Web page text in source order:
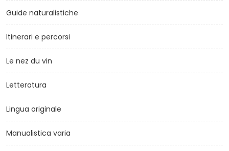
Guide naturalistiche
Itinerari e percorsi
Le nez du vin
Letteratura
Lingua originale
Manualistica varia